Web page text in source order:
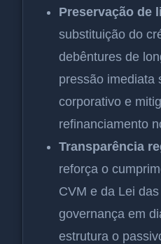
Preservação de
substituição do
debêntures de
pressão imediata
corporativo e
refinanciamento
Transparência
reforça o
CVM e da Lei
governança em
estrutura o